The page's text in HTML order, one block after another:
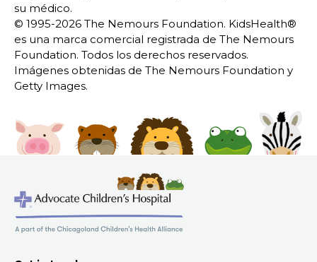
su médico.
© 1995-2026 The Nemours Foundation. KidsHealth®
es una marca comercial registrada de The Nemours
Foundation. Todos los derechos reservados.
Imágenes obtenidas de The Nemours Foundation y
Getty Images.